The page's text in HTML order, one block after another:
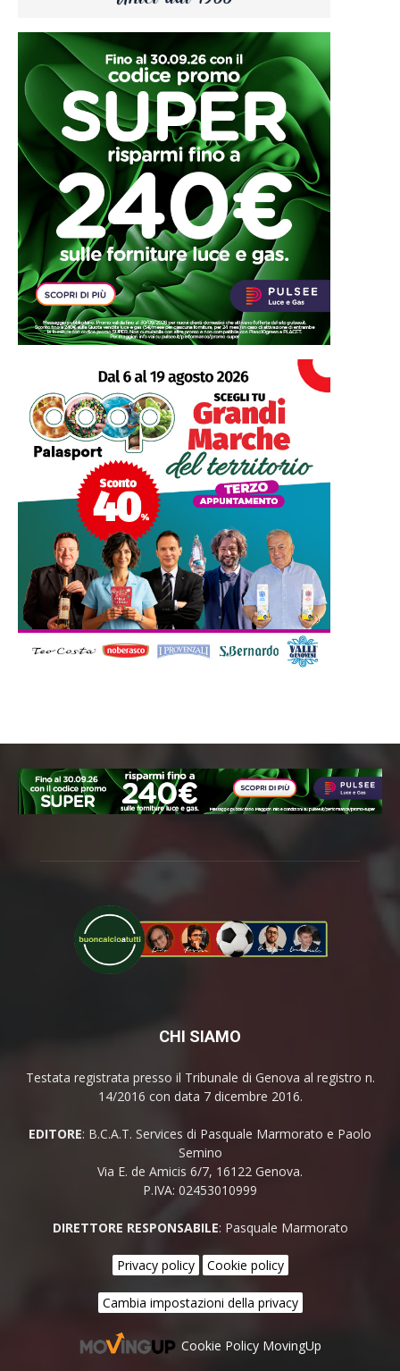
CHI SIAMO
Testata registrata presso il Tribunale di Genova al registro n.
14/2016 con data 7 dicembre 2016.
EDITORE: B.C.A.T. Services di Pasquale Marmorato e Paolo
Semino
Via E. de Amicis 6/7, 16122 Genova.
P.IVA: 02453010999
DIRETTORE RESPONSABILE: Pasquale Marmorato
Privacy policy Cookie policy
Cambia impostazioni della privacy
Cookie Policy MovingUp